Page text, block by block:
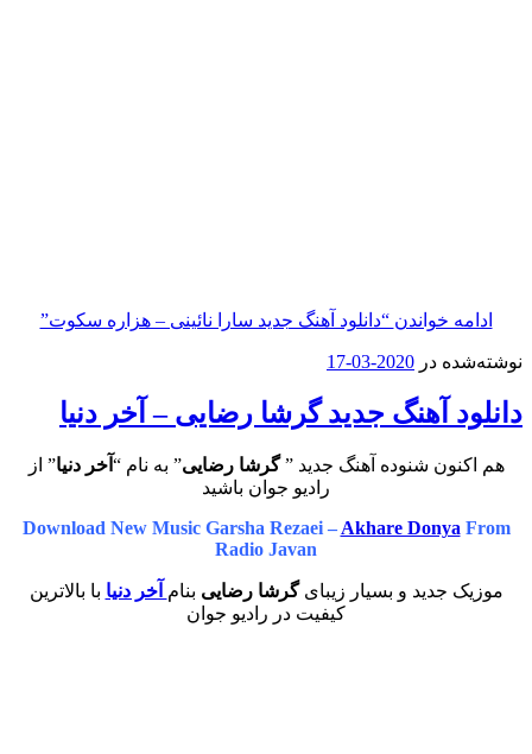
خواندن“دانلود آهنگ جدید سارا نائینی – هزاره سکوت”
در 2020-03-17
آهنگ جدید گرشا رضایی – آخر دنیا
شنوده آهنگ جدید ”گرشا رضایی” به نام “آخر دنیا ” از
رادیو جوان باشید
Download New Music Garsha Rezaei –Akhare Donya
Radio Javan
جدید و بسیار زیبایگرشا رضاییبنامآخر دنیابا بالاترین
کیفیت در رادیو جوان